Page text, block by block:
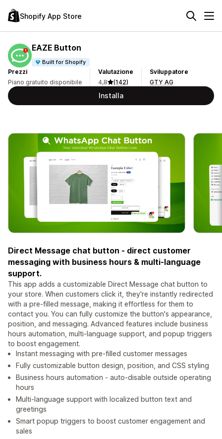
Shopify App Store
EAZE Button
Built for Shopify
Prezzi
Piano gratuito disponibile
Valutazione
4,8
(142)
Sviluppatore
GTY AG
Installa
Direct Message chat button - direct customer
messaging with business hours & multi-language
support.
This app adds a customizable Direct Message chat button to
your store. When customers click it, they're instantly redirected
with a pre-filled message, making it effortless for them to
contact you. You can fully customize the button's appearance,
position, and messaging. Advanced features include business
hours automation, multi-language support, and popup triggers
to boost engagement.
Instant messaging with pre-filled customer messages
Fully customizable button design, position, and CSS styling
Business hours automation - auto-disable outside operating
hours
Multi-language support with localized button text and
greetings
Smart popup triggers to boost customer engagement and
sales